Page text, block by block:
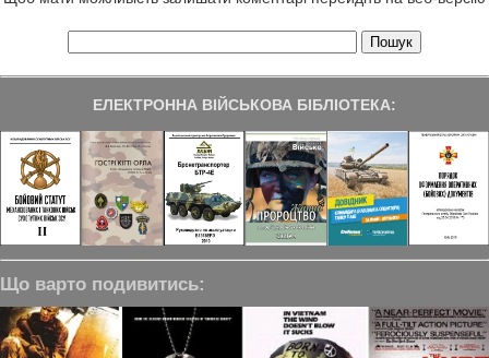
ЕЛЕКТРОННА ВІЙСЬКОВА БІБЛІОТЕКА:
Що варто подивитись: